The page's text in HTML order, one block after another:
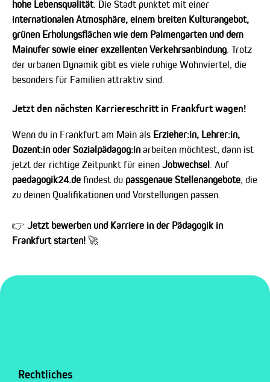
hohe Lebensqualität. Die Stadt punktet mit einer
internationalen Atmosphäre, einem breiten Kulturangebot,
grünen Erholungsflächen wie dem Palmengarten und dem
Mainufer sowie einer exzellenten Verkehrsanbindung . Trotz
der urbanen Dynamik gibt es viele ruhige Wohnviertel, die
besonders für Familien attraktiv sind.
Jetzt den nächsten Karriereschritt in Frankfurt wagen!
Wenn du in Frankfurt am Main als Erzieher:in, Lehrer:in,
Dozent:in oder Sozialpädagog:in arbeiten möchtest, dann ist
jetzt der richtige Zeitpunkt für einen Jobwechsel. Auf
paedagogik24.de findest du passgenaue Stellenangebote, die
zu deinen Qualifikationen und Vorstellungen passen.
👉 Jetzt bewerben und Karriere in der Pädagogik in
Frankfurt starten! 🚀
Rechtliches